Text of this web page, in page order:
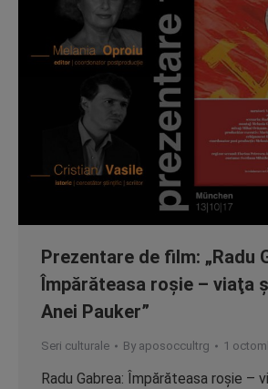
Prezentare de film: „Radu
Împărăteasa roşie – viaţa
Anei Pauker”
Seri culturale By aposoccultrg 1
Radu Gabrea: Împărăteasa roşie –